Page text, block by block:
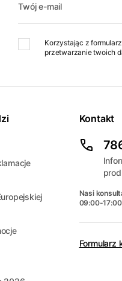
Twój e-mail
Korzystając z
przetwarzanie twoich
Kontakt
Nasi
09:00-
Formularz